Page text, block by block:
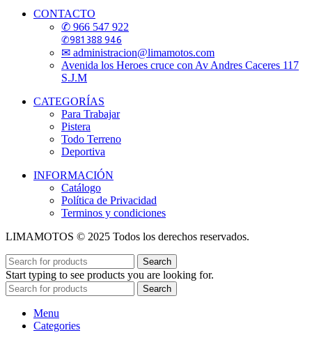
CONTACTO
✆ 966 547 922
✆981 388 946
✉ administracion@limamotos.com
Avenida los Heroes cruce con Av Andres Caceres 117
S.J.M
CATEGORÍAS
Para Trabajar
Pistera
Todo Terreno
Deportiva
INFORMACIÓN
Catálogo
Política de Privacidad
Terminos y condiciones
LIMAMOTOS © 2025 Todos los derechos reservados.
Search
Start typing to see products you are looking for.
Search
Menu
Categories